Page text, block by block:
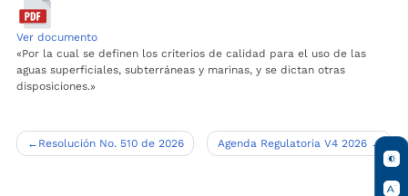
Ver documento
«Por la cual se definen los criterios de calidad para el uso de las
aguas superficiales, subterráneas y marinas, y se dictan otras
disposiciones.»
Navegación
Resolución No. 510 de 2026 Agenda Regulatoria V4 2026